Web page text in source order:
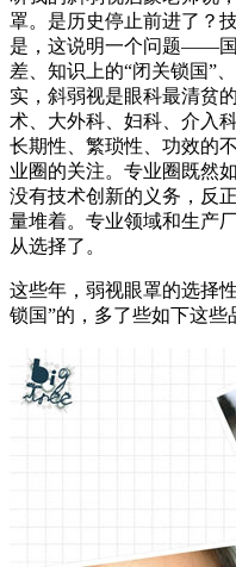
罩。是历史停止前进了？
是，这说明一个问题——
差、知识上的“闭关锁国”
实，斜弱视是眼科最清贫
术、大外科、妇科、介入
长期性、繁琐性、功效的
业圈的关注。专业圈既然
没有技术创新的义务，反
量堆着。专业领域和生产
从选择了。
这些年，弱视眼罩的选择
锁国”的，多了些如下这些